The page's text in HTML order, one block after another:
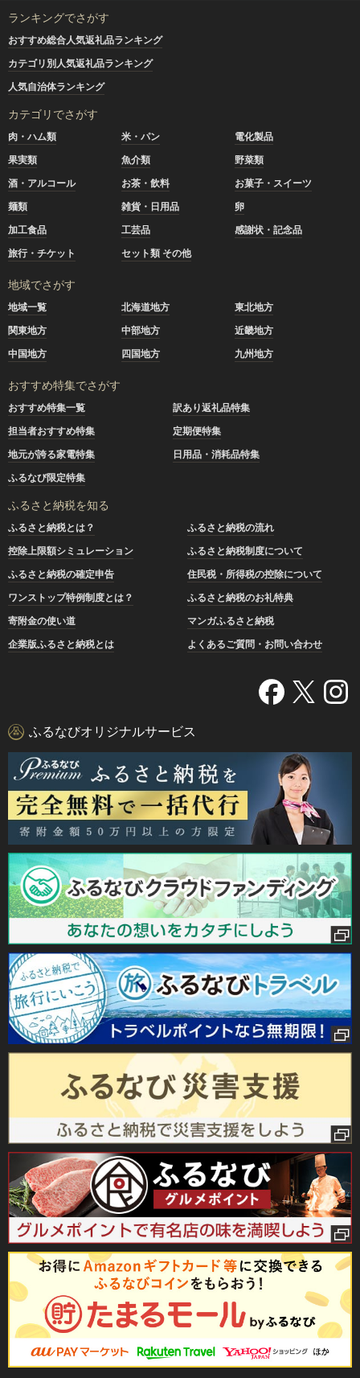
ランキングでさがす
おすすめ総合人気返礼品ランキング
カテゴリ別人気返礼品ランキング
人気自治体ランキング
カテゴリでさがす
肉・ハム類 米・パン
電化製品
果実類
魚介類
野菜類
酒・アルコール
お茶・飲料
お菓子・スイーツ
麺類
雑貨・日用品
卵
加工食品
工芸品
感謝状・記念品
旅行・チケット
セット類 その他
地域でさがす
地域一覧 北海道地方
東北地方
関東地方
中部地方
近畿地方
中国地方
四国地方 九州地方
おすすめ特集でさがす
おすすめ特集一覧
訳あり返礼品特集
担当者おすすめ特集
定期便特集
地元が誇る家電特集
日用品・消耗品特集
ふるなび限定特集
ふるさと納税を知る
ふるさと納税とは？
ふるさと納税の流れ
控除上限額シミュレーション
ふるさと納税制度について
ふるさと納税の確定申告
住民税・所得税の控除について
ワンストップ特例制度とは？
ふるさと納税のお礼特典
寄附金の使い道
マンガふるさと納税
企業版ふるさと納税とは
よくあるご質問・お問い合わせ
ふるなびオリジナルサービス